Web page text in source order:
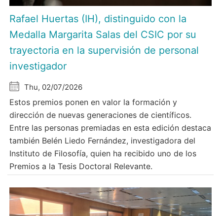
Rafael Huertas (IH), distinguido con la
Medalla Margarita Salas del CSIC por su
trayectoria en la supervisión de personal
investigador
Thu, 02/07/2026
Estos premios ponen en valor la formación y
dirección de nuevas generaciones de científicos.
Entre las personas premiadas en esta edición destaca
también Belén Liedo Fernández, investigadora del
Instituto de Filosofía, quien ha recibido uno de los
Premios a la Tesis Doctoral Relevante.